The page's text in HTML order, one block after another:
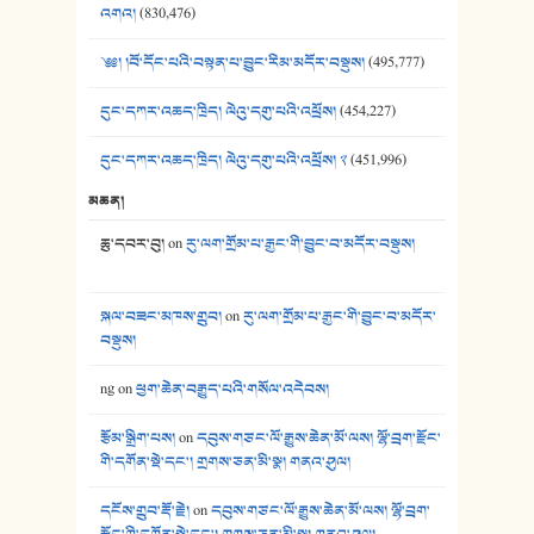
འགའ།(830,476)
༄༅། །བོ་དོང་པའི་བསྟན་པ་བྱུང་རིམ་མདོར་བསྡུས།(495,777)
དུང་དཀར་འཆད་ཁྲིད། ལེའུ་དགུ་པའི་འཕྲོས།(454,227)
དུང་དཀར་འཆད་ཁྲིད། ལེའུ་དགུ་པའི་འཕྲོས། ༢(451,996)
མཆན།
ཆུ་དབར་བུ།onརུ་ལག་གྲོམ་པ་རྒྱང་གི་བྱུང་བ་མདོར་བསྡུས།
སྐལ་བཟང་མཁས་གྲུབ།onརུ་ལག་གྲོམ་པ་རྒྱང་གི་བྱུང་བ་མདོར་
བསྡུས།
ngonཕྱག་ཆེན་བརྒྱུད་པའི་གསོལ་འདེབས།
རྩོམ་སྒྲིག་པས།onདབུས་གཙང་ལོ་རྒྱུས་ཆེན་མོ་ལས། ལྷོ་བྲག་རྫོང་
གི་དགོན་སྡེ་དང་། གྲགས་ཅན་མི་སྣ། གནའ་ཤུལ།
དངོས་གྲུབ་རྡོ་རྗེ།onདབུས་གཙང་ལོ་རྒྱུས་ཆེན་མོ་ལས། ལྷོ་བྲག་